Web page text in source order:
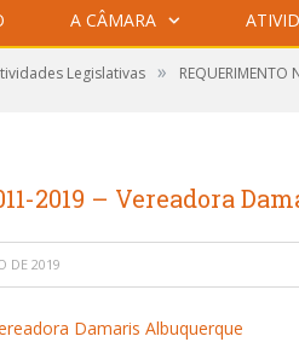
A CÂMARA
Legislativas » REQUERIMENTO
2019 – Vereadora
DE 2019
Damaris Albuquerque